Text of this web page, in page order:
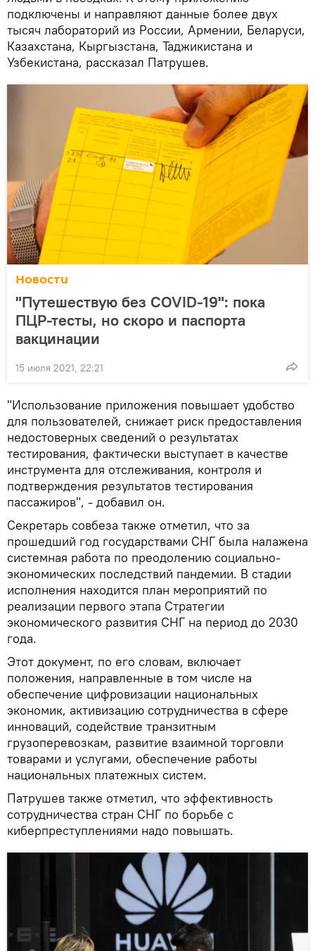
подключены и направляют данные более двух
тысяч лабораторий из России, Армении, Беларуси,
Казахстана, Кыргызстана, Таджикистана и
Узбекистана, рассказал Патрушев.
Новости
"Путешествую без COVID-19": пока
ПЦР-тесты, но скоро и паспорта
вакцинации
15 июля 2021, 22:21
"Использование приложения повышает удобство
для пользователей, снижает риск предоставления
недостоверных сведений о результатах
тестирования, фактически выступает в качестве
инструмента для отслеживания, контроля и
подтверждения результатов тестирования
пассажиров", - добавил он.
Секретарь совбеза также отметил, что за
прошедший год государствами СНГ была налажена
системная работа по преодолению социально-
экономических последствий пандемии. В стадии
исполнения находится план мероприятий по
реализации первого этапа Стратегии
экономического развития СНГ на период до 2030
года.
Этот документ, по его словам, включает
положения, направленные в том числе на
обеспечение цифровизации национальных
экономик, активизацию сотрудничества в сфере
инноваций, содействие транзитным
грузоперевозкам, развитие взаимной торговли
товарами и услугами, обеспечение работы
национальных платежных систем.
Патрушев также отметил, что эффективность
сотрудничества стран СНГ по борьбе с
киберпреступлениями надо повышать.